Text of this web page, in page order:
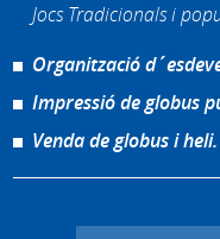
Jocs Tradicionals i
Organització
Impressió de globus
Venda de globus i